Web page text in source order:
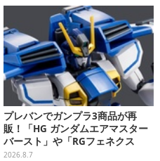
プレバンでガンプラ3商品が再
販！「HG ガンダムエアマスター
バースト」や「RGフェネクス
（ナラティブVer.）」も
2026.8.7